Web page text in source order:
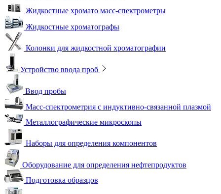
Жидкостные хромато масс-спектрометры
Жидкостные хроматографы
Колонки для жидкостной хроматографии
Устройство ввода проб
Ввод пробы
Масс-спектрометрия с индуктивно-связанной плазмой
Металлографические микроскопы
Наборы для определения компонентов
Оборудование для определения нефтепродуктов
Подготовка образцов